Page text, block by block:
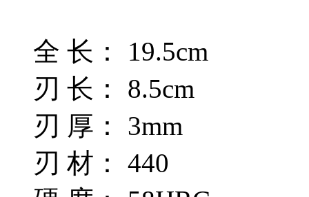
全 长： 19.5cm
刃 长： 8.5cm
刃 厚： 3mm
刃 材： 440